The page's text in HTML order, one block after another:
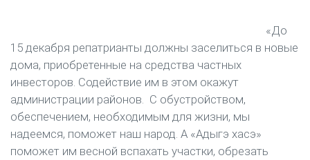
«До
15 декабря репатрианты должны заселиться в новые
дома, приобретенные на средства частных
инвесторов. Содействие им в этом окажут
администрации районов. С обустройством,
обеспечением, необходимым для жизни, мы
надеемся, поможет наш народ. А «Адыгэ хасэ»
поможет им весной вспахать участки, обрезать